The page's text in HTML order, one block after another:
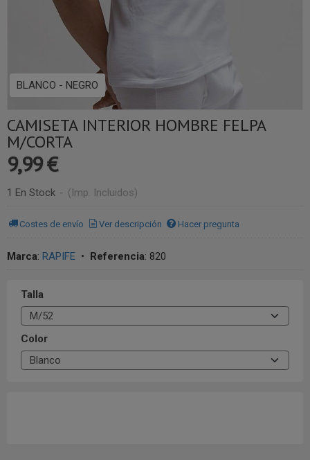
BLANCO - NEGRO
CAMISETA INTERIOR HOMBRE FELPA
M/CORTA
9,99 €
1 En Stock - (Imp. Incluidos)
Costes de envío Ver descripción Hacer pregunta
Marca: RAPIFE • Referencia: 820
Talla
Color